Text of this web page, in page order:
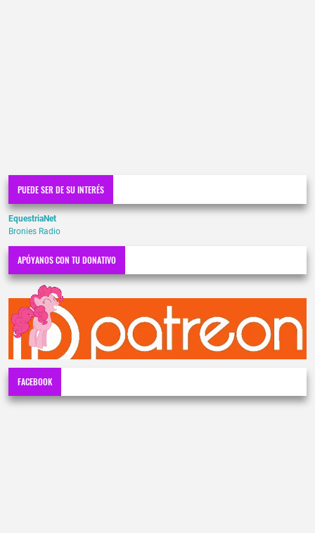
PUEDE SER DE SU INTERÉS
EquestriaNet
Bronies Radio
APÓYANOS CON TU DONATIVO
FACEBOOK